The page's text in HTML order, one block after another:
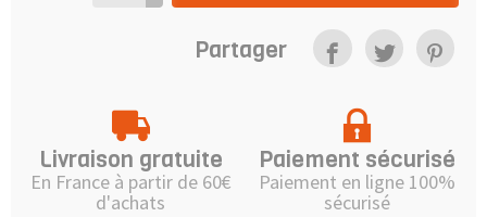
Partager
Livraison gratuite
En France à partir de 60€
d'achats
Paiement sécurisé
Paiement en ligne 100%
sécurisé